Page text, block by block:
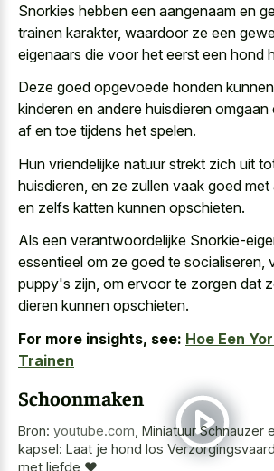
Snorkies hebben een aangenaam en
trainen karakter, waardoor ze een
eigenaars die voor het eerst een hond
Deze goed opgevoede honden
kinderen en andere huisdieren
af en toe tijdens het spelen.
Hun vriendelijke natuur strekt zich uit
huisdieren, en ze zullen vaak goed
en zelfs katten kunnen opschieten.
Als een verantwoordelijke Snorkie-
essentieel om ze goed te socialiseren,
puppy's zijn, om ervoor te zorgen dat
dieren kunnen opschieten.
For more insights, see: Hoe Een
Trainen
Schoonmaken
Bron: youtube.com Miniatuur Schnauzer
kapsel: Laat je hond los
met liefde ❤️